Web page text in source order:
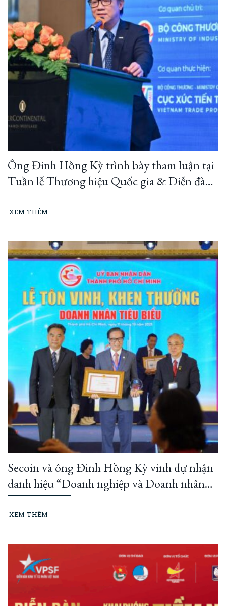
Ông Đinh Hồng Kỳ trình bày tham luận tại
Tuần lễ Thương hiệu Quốc gia & Diễn đàn
Thương hiệu Quốc gia 2026
XEM THÊM
Secoin và ông Đinh Hồng Kỳ vinh dự nhận
danh hiệu “Doanh nghiệp và Doanh nhân
TP Hồ Chí Minh tiêu biểu” năm 2025
XEM THÊM